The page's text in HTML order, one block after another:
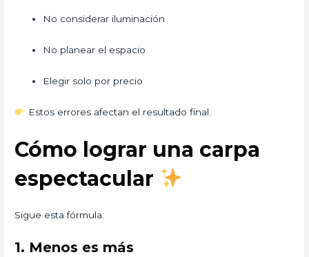
No considerar iluminación
No planear el espacio
Elegir solo por precio
Estos errores afectan el resultado final.
Cómo lograr una carpa
espectacular
Sigue esta fórmula:
1. Menos es más